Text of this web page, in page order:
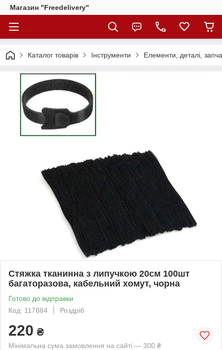
Магазин "Freedelivery"
Каталог товарів Інструменти Елементи, деталі,
Стяжка тканинна з липучкою 20см 100шт
багаторазова, кабельний хомут, чорна
Готово до відправки
Код: 117884
Роздріб
220 ₴
Мінімальна сума замовлення на сайті — 300 ₴